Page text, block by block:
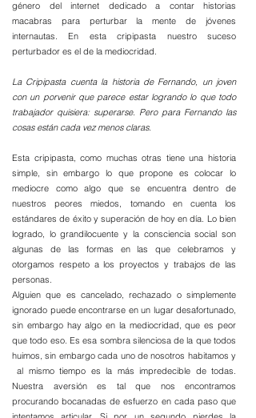
género del internet dedicado a contar historias
macabras para perturbar la mente de jóvenes
internautas. En esta cripipasta nuestro suceso
perturbador es el de la mediocridad.
La Cripipasta cuenta la historia de Fernando, un joven
con un porvenir que parece estar logrando lo que todo
trabajador quisiera: superarse. Pero para Fernando las
cosas están cada vez menos claras.
Esta cripipasta, como muchas otras tiene una historia
simple, sin embargo lo que propone es colocar lo
mediocre como algo que se encuentra dentro de
nuestros peores miedos, tomando en cuenta los
estándares de éxito y superación de hoy en día. Lo bien
logrado, lo grandilocuente y la consciencia social son
algunas de las formas en las que celebramos y
otorgamos respeto a los proyectos y trabajos de las
personas.
Alguien que es cancelado, rechazado o simplemente
ignorado puede encontrarse en un lugar desafortunado,
sin embargo hay algo en la mediocridad, que es peor
que todo eso. Es esa sombra silenciosa de la que todos
huimos, sin embargo cada uno de nosotros habitamos y
al mismo tiempo es la más impredecible de todas.
Nuestra aversión es tal que nos encontramos
procurando bocanadas de esfuerzo en cada paso que